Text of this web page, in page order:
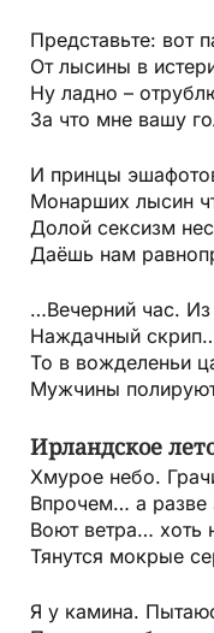
Представьте: вот
От лысины в
Ну ладно –
За что мне вашу
И принцы
Монарших лысин
Долой сексизм
Даёшь нам
…Вечерний час. Из
Наждачный
То в вожделеньи
Мужчины
Ирландское
Хмурое небо.
Впрочем… а разве
Воют ветра… хоть
Тянутся мокрые
Я у камина.